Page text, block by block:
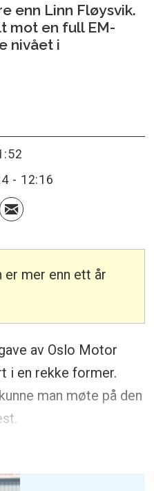
enn Linn Fløysvik.
mot en full EM-
nivået i
- 12:16
er mer enn ett år
av Oslo Motor
i en rekke former.
man møte på den